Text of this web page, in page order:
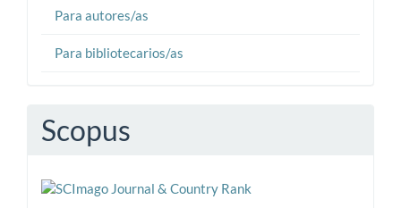
Para autores/as
Para bibliotecarios/as
Scopus